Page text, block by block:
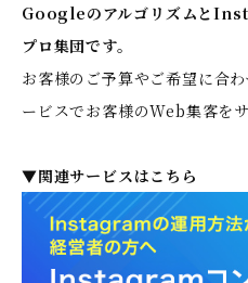
Googleのアルゴリズムと
プロ集団です。
お客様のご予算やご希望に合
ービスでお客様のWeb集客を
▼関連サービスはこちら